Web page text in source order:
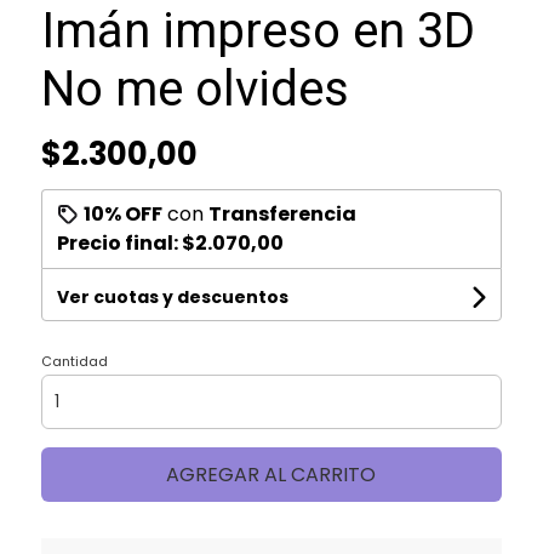
Imán impreso en 3D
No me olvides
$2.300,00
10% OFFcon Transferencia
Precio final:$2.070,00
Ver cuotas y descuentos
Cantidad
AGREGAR AL CARRITO